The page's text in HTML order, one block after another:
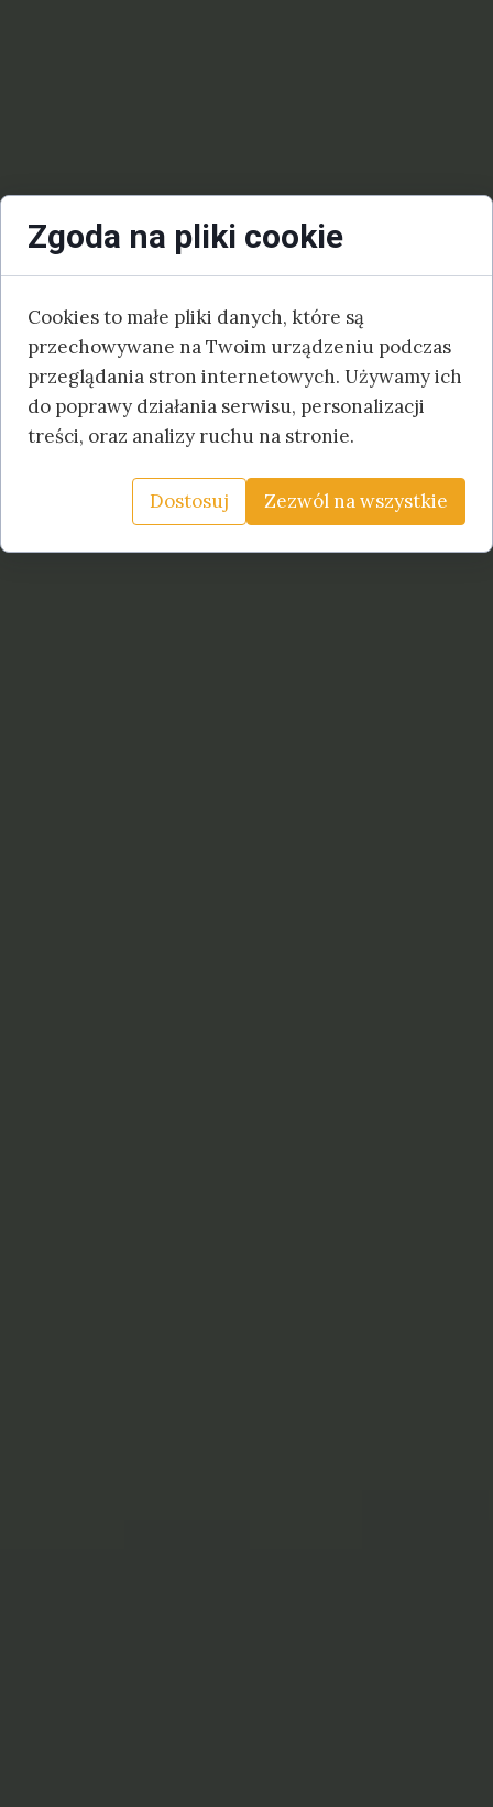
Zgoda na pliki cookie
Cookies to małe pliki danych, które są
przechowywane na Twoim urządzeniu podczas
przeglądania stron internetowych. Używamy ich
do poprawy działania serwisu, personalizacji
treści, oraz analizy ruchu na stronie.
Dostosuj Zezwól na wszystkie